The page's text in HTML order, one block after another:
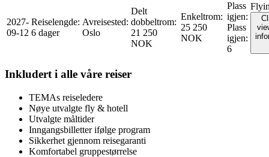
2027-
09-12
Reiselengde:
6 dager
Avreisested:
Oslo
Delt
dobbeltrom:
21 250
NOK
Enkeltrom:
25 250
NOK
Plass
igjen:
Plass
igjen:
6
Inkludert i alle våre reiser
TEMAs reiseledere
Nøye utvalgte fly & hotell
Utvalgte måltider
Inngangsbilletter ifølge program
Sikkerhet gjennom reisegaranti
Komfortabel gruppestørrelse